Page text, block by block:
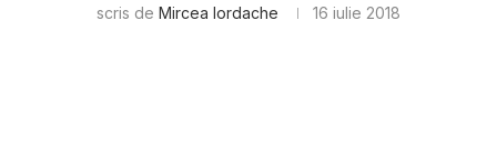
scris de Mircea Iordache 16 iulie 2018